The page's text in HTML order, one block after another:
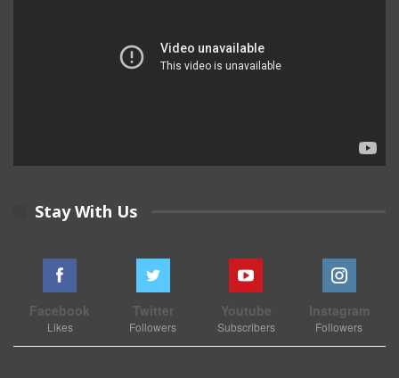
Stay With Us
Facebook
Likes
Twitter
Followers
Youtube
Subscribers
Instagram
Followers